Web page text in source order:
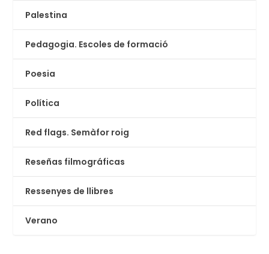
Palestina
Pedagogia. Escoles de formació
Poesia
Política
Red flags. Semàfor roig
Reseñas filmográficas
Ressenyes de llibres
Verano